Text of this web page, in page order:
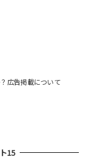
広告掲載について
15